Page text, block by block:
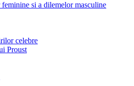
si a dilemelor masculine
celebre
Proust